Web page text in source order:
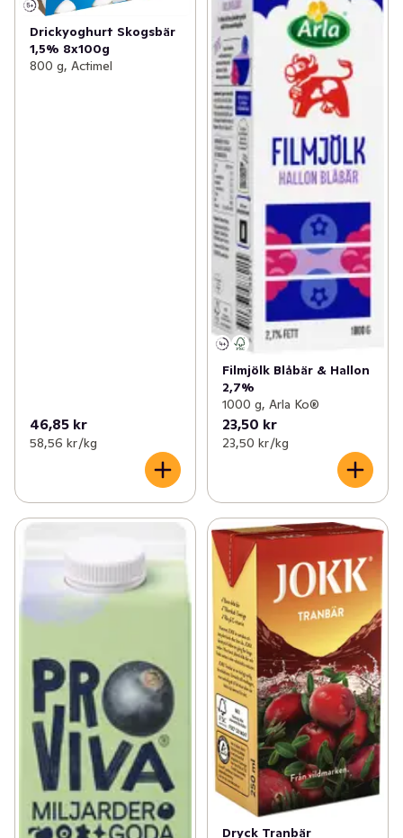
Drickyoghurt Skogsbär
1,5% 8x100g
800 g, Actimel
46,85 kr
58,56 kr /kg
Filmjölk Blåbär & Hallon
2,7%
1000 g, Arla Ko®
23,50 kr
23,50 kr /kg
Dryck Tranbär